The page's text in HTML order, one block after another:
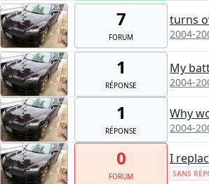
7
FORUM
turns
2004-
1
RÉPONSE
My
2004-
1
RÉPONSE
Why
2004-
0
FORUM
I
SANS